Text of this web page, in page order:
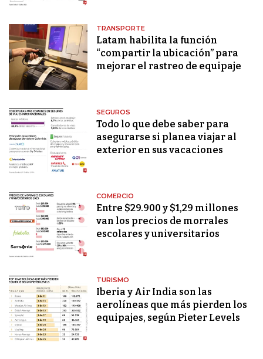
TRANSPORTE
Latam habilita la función
“compartir la ubicación” para
mejorar el rastreo de equipaje
SEGUROS
Todo lo que debe saber para
asegurarse si planea viajar al
exterior en sus vacaciones
COMERCIO
Entre $29.900 y $1,29 millones
van los precios de morrales
escolares y universitarios
TURISMO
Iberia y Air India son las
aerolíneas que más pierden los
equipajes, según Pieter Levels